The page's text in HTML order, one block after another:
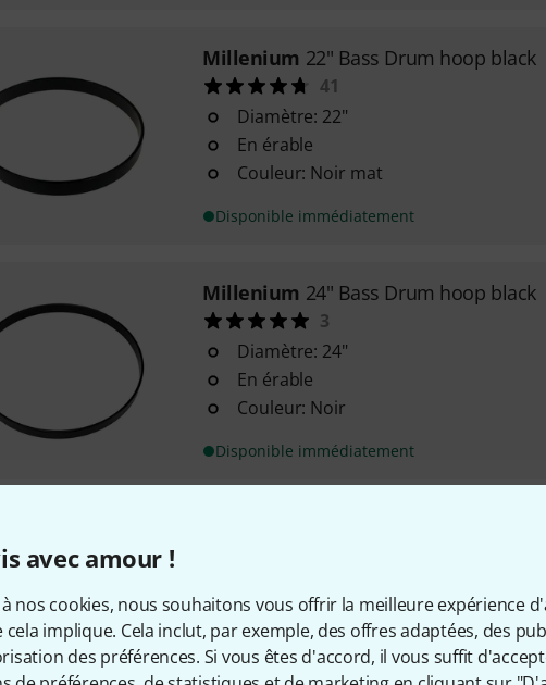
avec amour !
nos cookies, nous souhaitons vous offrir la meilleure expérience
cela implique. Cela inclut, par exemple, des offres adaptées, des
des préférences. Si vous êtes d'accord, il vous suffit
Millenium 22" Bass Drum hoop black
41
Diamètre: 22"
En érable
Couleur: Noir mat
Disponible immédiatement
Millenium 24" Bass Drum hoop black
3
Diamètre: 24"
En érable
Couleur: Noir
Disponible immédiatement
En érable
Couleur: Naturel